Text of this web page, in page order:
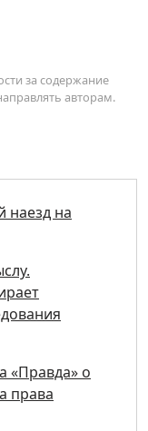
за содержание
авторам.
наезд на
«Правда» о
права